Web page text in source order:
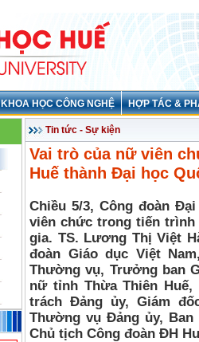
KHOA HỌC CÔNG NGHỆ HỢP TÁC &
Tin tức - Sự kiện
Vai trò của nữ viên
Huế thành Đại học
Chiều 5/3, Công đoàn
viên chức trong tiến trình
gia. TS. Lương Thị Việt
đoàn Giáo dục Việt
Thường vụ, Trưởng ban
nữ tỉnh Thừa Thiên
trách Đảng ủy, Giám
Thường vụ Đảng ủy, Ban
Chủ tịch Công đoàn ĐH